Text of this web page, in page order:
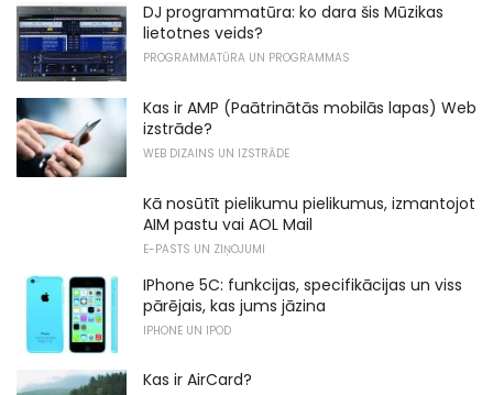
DJ programmatūra: ko dara šis Mūzikas
lietotnes veids?
PROGRAMMATŪRA UN PROGRAMMAS
Kas ir AMP (Paātrinātās mobilās lapas) Web
izstrāde?
WEB DIZAINS UN IZSTRĀDE
Kā nosūtīt pielikumu pielikumus, izmantojot
AIM pastu vai AOL Mail
E-PASTS UN ZIŅOJUMI
IPhone 5C: funkcijas, specifikācijas un viss
pārējais, kas jums jāzina
IPHONE UN IPOD
Kas ir AirCard?